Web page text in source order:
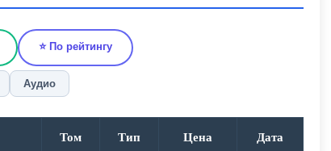
⭐ По рейтингу
Аудио
Том Тип Цена Дата